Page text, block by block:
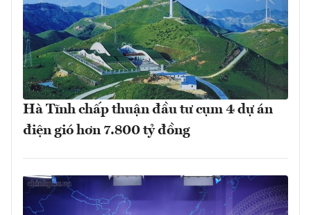
Hà Tĩnh chấp thuận đầu tư cụm 4 dự án
điện gió hơn 7.800 tỷ đồng